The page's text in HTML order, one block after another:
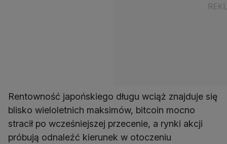
Rentowność japońskiego długu wciąż znajduje się
blisko wieloletnich maksimów, bitcoin mocno
stracił po wcześniejszej przecenie, a rynki akcji
próbują odnaleźć kierunek w otoczeniu